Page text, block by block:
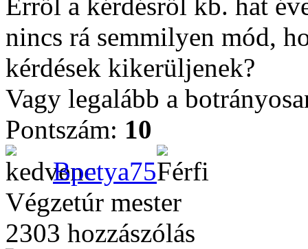
nincs rá semmilyen mód,
kérdések kikerüljenek?
Vagy legalább a
Pontszám: 10
Bpetya75
Végzetúr mester
2303 hozzászólás